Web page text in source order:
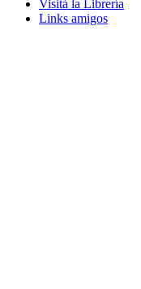
Visitá la Librería
Links amigos